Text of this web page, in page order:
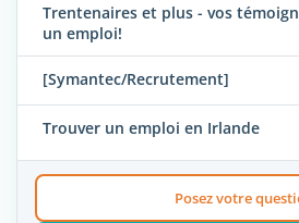
Trentenaires et plus - vos
un emploi!
[Symantec/Recrutement]
Trouver un emploi en Irlande
Posez votre